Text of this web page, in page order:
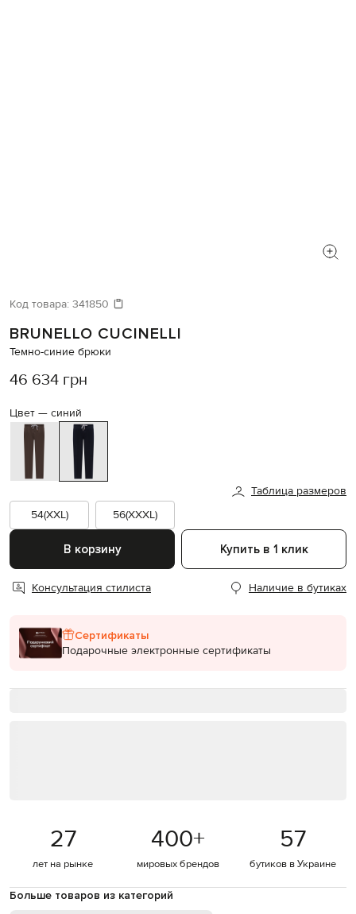
Код товара: 341850
BRUNELLO CUCINELLI
Темно-синие брюки
46 634 грн
Цвет — синий
Таблица размеров
54(XXL)
56(XXXL)
В корзину Купить в 1 клик
Консультация стилиста Наличие в бутиках
Сертификаты
Подарочные электронные сертификаты
27
лет на рынке
400+
мировых брендов
57
бутиков в Украине
Больше товаров из категорий